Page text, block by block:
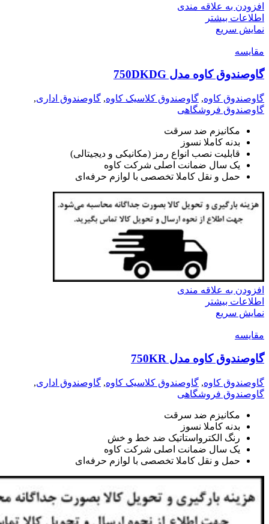
افزودن به علاقه مندی
اطلاعات بیشتر
نمایش سریع
مقايسه
گاوصندوق کاوه مدل 750DKDG
گاوصندوق کاوه, گاوصندوق کلاسیک کاوه, گاوصندوق اداری,
گاوصندوق فروشگاهی
مکانیزم ضد سرقت
بدنه کاملا نسوز
قابلیت نصب انواع رمز (مکانیکی و دیجیتالی)
یک سال ضمانت اصلی شرکت کاوه
حمل و نقل کاملا تخصصی با لوازم حرفه‌ای
افزودن به علاقه مندی
اطلاعات بیشتر
نمایش سریع
مقايسه
گاوصندوق کاوه مدل 750KR
گاوصندوق کاوه, گاوصندوق کلاسیک کاوه, گاوصندوق اداری,
گاوصندوق فروشگاهی
مکانیزم ضد سرقت
بدنه کاملا نسوز
رنگ الکترواستاتیک ضد خط و خش
یک سال ضمانت اصلی شرکت کاوه
حمل و نقل کاملا تخصصی با لوازم حرفه‌ای